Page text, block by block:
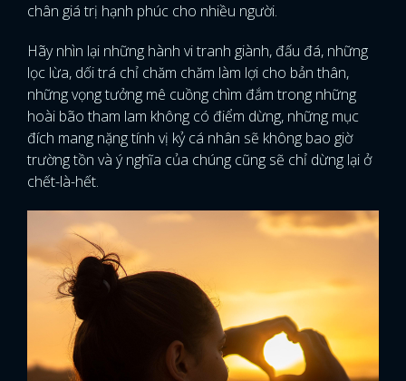
chân giá trị hạnh phúc cho nhiều người.
Hãy nhìn lại những hành vi tranh giành, đấu đá, những
lọc lừa, dối trá chỉ chăm chăm làm lợi cho bản thân,
những vọng tưởng mê cuồng chìm đắm trong những
hoài bão tham lam không có điểm dừng, những mục
đích mang nặng tính vị kỷ cá nhân sẽ không bao giờ
trường tồn và ý nghĩa của chúng cũng sẽ chỉ dừng lại ở
chết-là-hết.